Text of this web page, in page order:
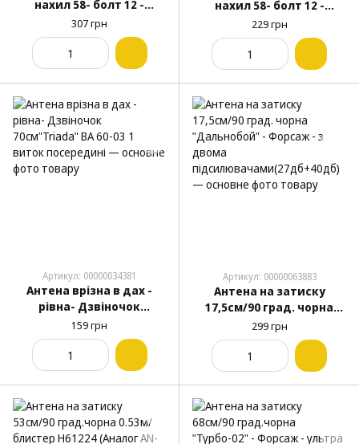
нахил 58- болт 12 -
Активна - підсилювач -
"Bat Galaxy" Н61109
307 грн
нахил 58- болт 12 -
підсилювач АТ814АА EK
171 2151
229 грн
Артикул: 00000034381
Антена врізна в дах -
рівна- Дзвіночок
70cм"Triada" BA 60-03 1
виток посередині
159 грн
Артикул: 00000063883
Антена на затиску
17,5см/90 град. чорна
"Дальнобой" - Форсаж - з
двома
підсилювачами(27дб+40
дб)
299 грн